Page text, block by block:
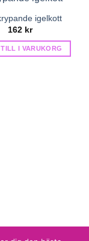
igelkott
162 kr
I VARUKORG